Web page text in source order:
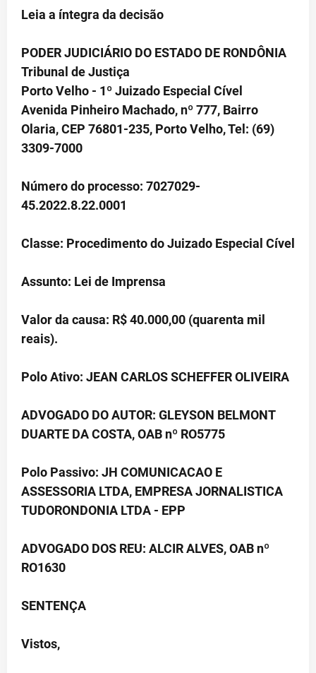
Leia a íntegra da decisão
PODER JUDICIÁRIO DO ESTADO DE RONDÔNIA
Tribunal de Justiça
Porto Velho - 1º Juizado Especial Cível
Avenida Pinheiro Machado, nº 777, Bairro
Olaria, CEP 76801-235, Porto Velho, Tel: (69)
3309-7000
Número do processo: 7027029-
45.2022.8.22.0001
Classe: Procedimento do Juizado Especial Cível
Assunto: Lei de Imprensa
Valor da causa: R$ 40.000,00 (quarenta mil
reais).
Polo Ativo: JEAN CARLOS SCHEFFER OLIVEIRA
ADVOGADO DO AUTOR: GLEYSON BELMONT
DUARTE DA COSTA, OAB nº RO5775
Polo Passivo: JH COMUNICACAO E
ASSESSORIA LTDA, EMPRESA JORNALISTICA
TUDORONDONIA LTDA - EPP
ADVOGADO DOS REU: ALCIR ALVES, OAB nº
RO1630
SENTENÇA
Vistos,